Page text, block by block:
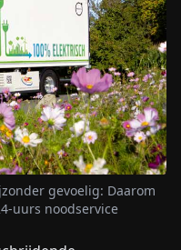
gevoelig: Daarom
uurs noodservice